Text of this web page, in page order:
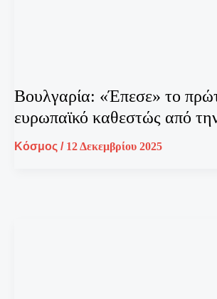
Βουλγαρία: «Έπεσε» το
ευρωπαϊκό καθεστώς από
Κόσμος / 12 Δεκεμβρίου 2025